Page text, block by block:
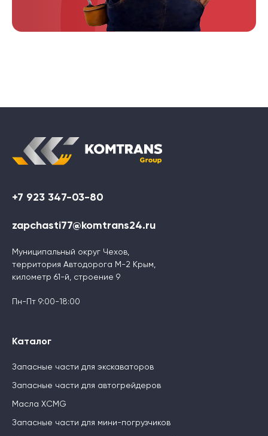
+7 923 347-03-80
zapchasti77@komtrans24.ru
Муниципальный округ Чехов,
территория Автодорога М-2 Крым,
километр 61-й, строение 9
Пн-Пт 9:00-18:00
Каталог
Запасные части для экскаваторов
Запасные части для автогрейдеров
Масла XCMG
Запасные части для мини-погрузчиков